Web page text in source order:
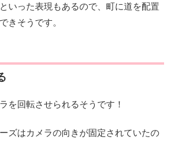
いった表現もあるので、町に道を配置
きそうです。
を回転させられるそうです！
ズはカメラの向きが固定されていたの